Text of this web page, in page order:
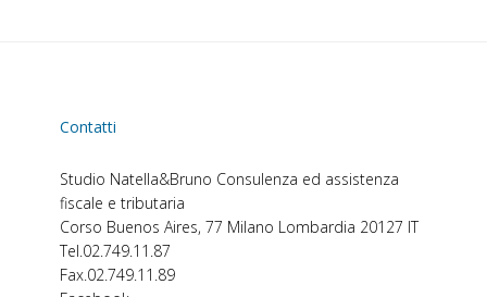
Contatti
Studio Natella&Bruno Consulenza ed assistenza
fiscale e tributaria
Corso Buenos Aires, 77 Milano Lombardia 20127 IT
Tel.02.749.11.87
Fax.02.749.11.89